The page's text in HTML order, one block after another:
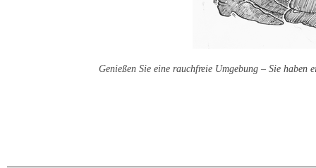
Genießen Sie eine rauchfreie Umgebung – Sie